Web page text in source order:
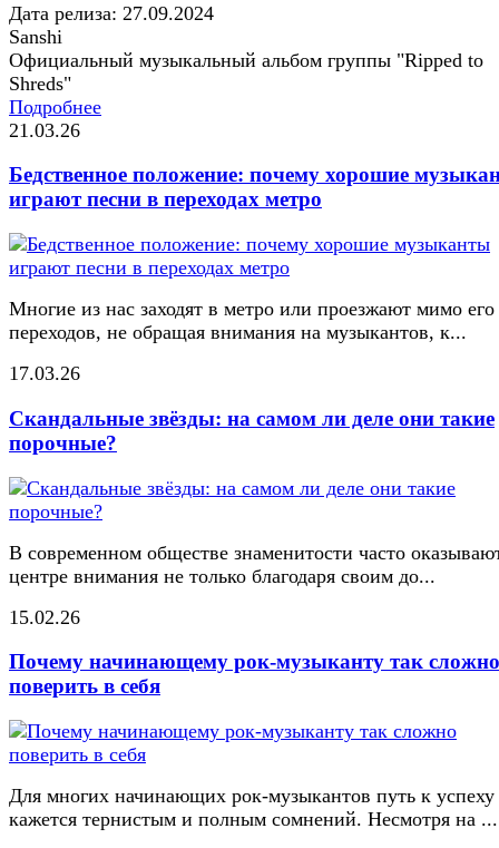
Дата релиза: 27.09.2024
Sanshi
Официальный музыкальный альбом группы "Ripped to
Shreds"
Подробнее
21.03.26
Бедственное положение: почему хорошие
играют песни в переходах метро
Многие из нас заходят в метро или проезжают мимо его
переходов, не обращая внимания на музыкантов, к...
17.03.26
Скандальные звёзды: на самом ли деле они такие
порочные?
В современном обществе знаменитости часто
центре внимания не только благодаря своим до...
15.02.26
Почему начинающему рок-музыканту так сложно
поверить в себя
Для многих начинающих рок-музыкантов путь к успеху
кажется тернистым и полным сомнений. Несмотря на ...